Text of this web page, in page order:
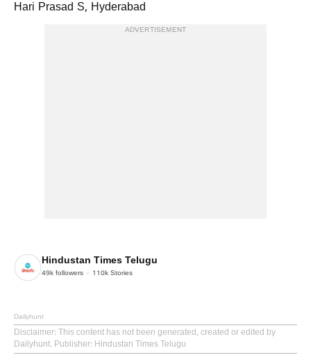
Hari Prasad S, Hyderabad
ADVERTISEMENT
Hindustan Times Telugu
49k followers 110k Stories
Dailyhunt
Disclaimer: This content has not been generated, created or edited by
Dailyhunt. Publisher: Hindustan Times Telugu